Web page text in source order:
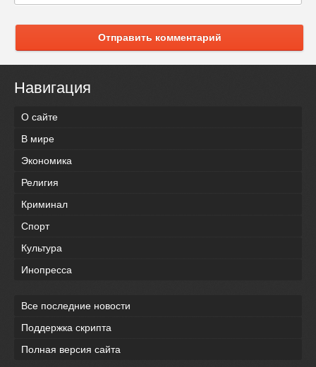
Отправить комментарий
Навигация
О сайте
В мире
Экономика
Религия
Криминал
Спорт
Культура
Инопресса
Все последние новости
Поддержка скрипта
Полная версия сайта